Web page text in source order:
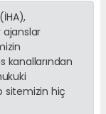
ajanslar
kanallarından
sitemizin hiç